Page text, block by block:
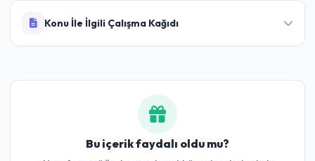
Cevaplar:1-D 2-B 3-A 4-D 5-C 6-B 7-D 8-A 9-
Konu İle İlgili Çalışma Kağıdı
Bu içerik faydalı oldu mu?